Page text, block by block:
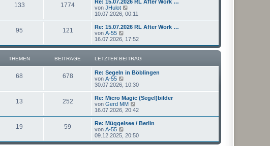
B
r
s
t
r
B
e
t
a
g
133 1774
Re: 15.07.2026 RL After Work …
von JHulot
e
u
e
t
r
B
e
i
t
a
g
10.07.2026, 00:11
95 121
Re: 15.07.2026 RL After Work …
von A-55
e
u
e
s
r
e
i
t
r
a
g
16.07.2026, 17:52
THEMEN BEITRÄGE LETZTER BEITRAG
68 678
Re: Segeln in Böblingen
von A-55
e
u
e
s
t
r
B
e
i
30.07.2026, 10:30
13 252
Re: Micro Magic (Segel)bilder
von Gerd MM
e
u
e
t
16.07.2026, 20:42
19 59
Re: Müggelsee / Berlin
von A-55
e
u
09.12.2025, 20:50